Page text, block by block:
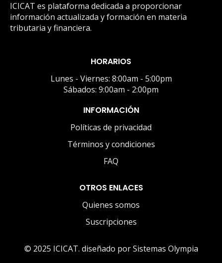
ICICAT es plataforma dedicada a proporcionar
información actualizada y formación en materia
tributaria y financiera.
HORARIOS
Lunes - Viernes: 8:00am - 5:00pm
Sábados: 9:00am - 2:00pm
INFORMACIÓN
Políticas de privacidad
Términos y condiciones
FAQ
OTROS ENLACES
Quienes somos
Suscripciones
© 2025 ICICAT. diseñado por Sistemas Olympia